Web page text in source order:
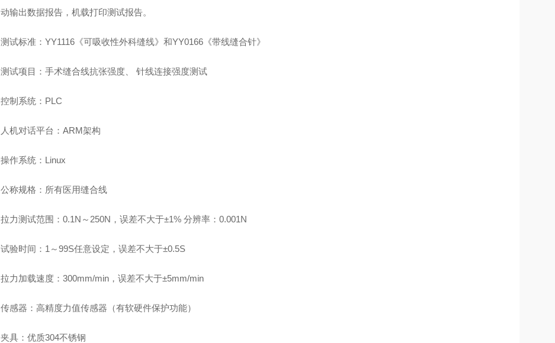
动输出数据报告，机载打印测试报告。
测试标准：YY1116《可吸收性外科缝线》和YY0166《带线缝合针》
测试项目：手术缝合线抗张强度、 针线连接强度测试
控制系统：PLC
人机对话平台：ARM架构
操作系统：Linux
公称规格：所有医用缝合线
拉力测试范围：0.1N～250N，误差不大于±1% 分辨率：0.001N
试验时间：1～99S任意设定，误差不大于±0.5S
拉力加载速度：300mm/min，误差不大于±5mm/min
传感器：高精度力值传感器（有软硬件保护功能）
夹具：优质304不锈钢